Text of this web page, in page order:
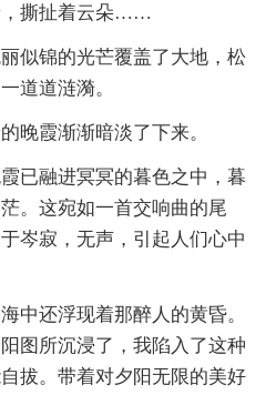
，撕扯着云朵……
似锦的光芒覆盖了大地，松
道道涟漪。
晚霞渐渐暗淡了下来。
已融进冥冥的暮色之中，暮
。这宛如一首交响曲的尾
岑寂，无声，引起人们心中
中还浮现着那醉人的黄昏。
图所沉浸了，我陷入了这种
拔。带着对夕阳无限的美好